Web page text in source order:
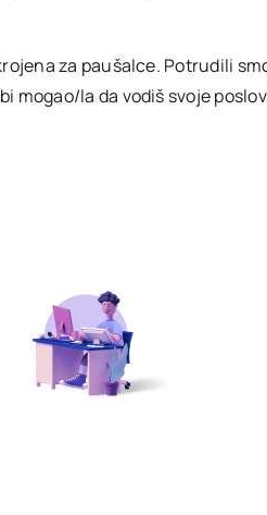
za paušalce. Potrudili
mogao/la da vodiš svoje